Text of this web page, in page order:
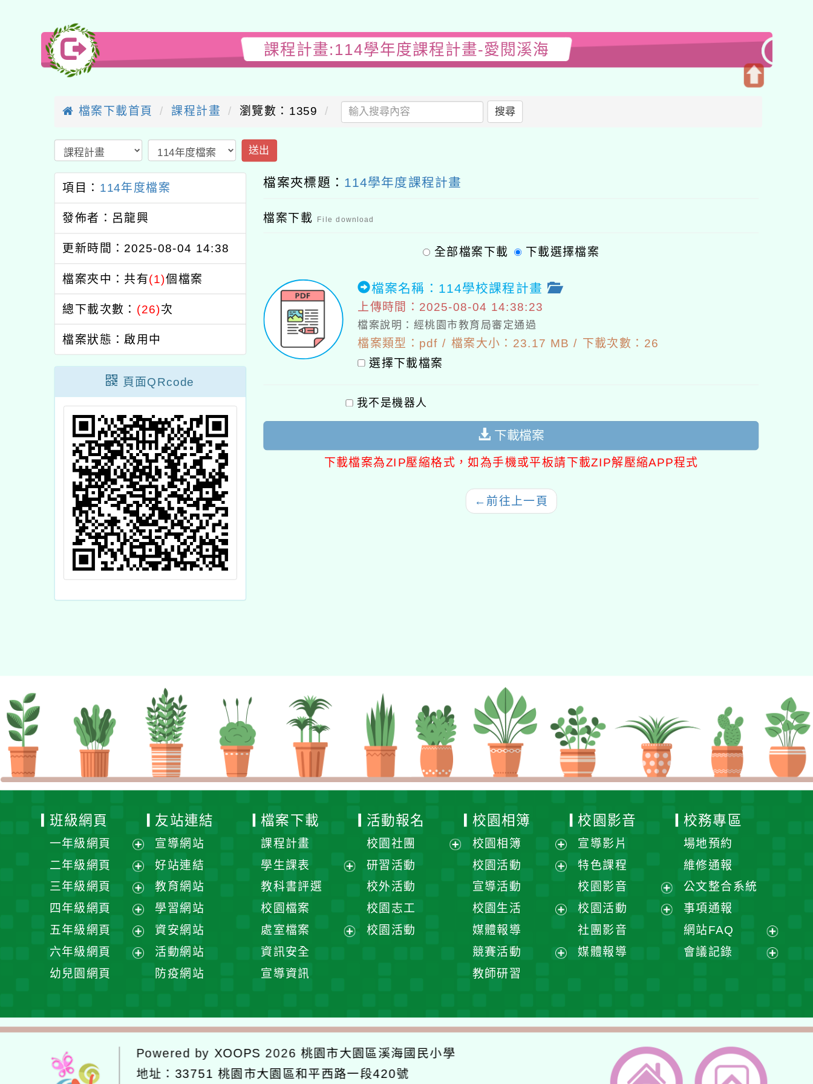
課程計畫:114學年度課程計畫-愛閱溪海
檔案下載首頁 課程計畫 瀏覽數：1359 搜尋
送出
項目： 114年度檔案
發佈者：呂龍興
更新時間：2025-08-04 14:38
檔案夾中：共有(1)個檔案
總下載次數： (26)次
檔案狀態：啟用中
頁面QRcode
檔案夾標題： 114學年度課程計畫
檔案下載 File download
全部檔案下載 下載選擇檔案
檔案名稱：114學校課程計畫
上傳時間：2025-08-04 14:38:23
檔案說明：經桃園市教育局審定通過
檔案類型：pdf / 檔案大小：23.17 MB / 下載次數：26
選擇下載檔案
我不是機器人
下載檔案
下載檔案為ZIP壓縮格式，如為手機或平板請下載ZIP解壓縮APP程式
← 前往上一頁
班級網頁
一年級網頁
展
開
選
單
二年級網頁
展
選
單
三年級網頁
展
選
單
四年級網頁
展
選
五年級網頁
展
六年級網頁
單
幼兒園網頁
友站連結
宣導網站
好站連結
教育網站
學習網站
資安網站
活動網站
防疫網站
檔案下載
課程計畫
學生課表
單
教科書評選
校園檔案
處室檔案
資訊安全
宣導資訊
活動報名
校園社團
研習活動
校外活動
校園志工
校園活動
校園相簿
校園相簿
展
開
單
校園活動
選
宣導活動
校園生活
選
媒體報導
競賽活動
單
教師研習
校園影音
宣導影片
特色課程
校園影音
展
校園活動
社團影音
媒體報導
校務專區
場地預約
維修通報
公文整合系統
事項通報
網站FAQ
展
會議記錄
單
Powered by XOOPS 2026桃園市大園區溪海國民小學
地址： 33751 桃園市大園區和平西路一段420號